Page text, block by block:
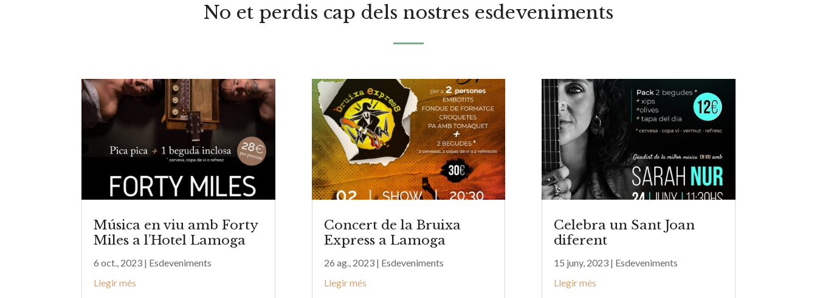
No et perdis cap dels nostres esdeveniments
Música en viu amb Forty
Miles a l’Hotel Lamoga
6 oct., 2023 | Esdeveniments
Llegir més
Concert de la Bruixa
Express a Lamoga
26 ag., 2023| Esdeveniments
Llegir més
Celebra un Sant Joan
diferent
15 juny, 2023| Esdeveniments
Llegir més